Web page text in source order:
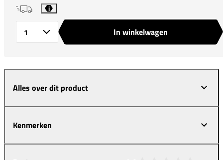
i
In winkelwagen
Alles over dit product
Kenmerken